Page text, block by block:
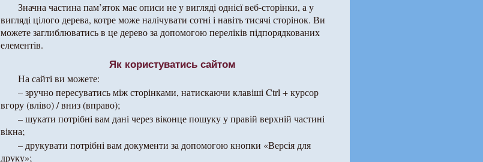
Значна частина пам’яток має описи не у вигляді однієї веб-сторінки, а у
вигляді цілого дерева, котре може налічувати сотні і навіть тисячі сторінок. Ви
можете заглиблюватись в це дерево за допомогою переліків підпорядкованих
елементів.
Як користуватись сайтом
На сайті ви можете:
– зручно пересуватись між сторінками, натискаючи клавіші Ctrl + курсор
вгору (вліво) / вниз (вправо);
– шукати потрібні вам дані через віконце пошуку у правій верхній частині
вікна;
– друкувати потрібні вам документи за допомогою кнопки «Версія для
друку»;